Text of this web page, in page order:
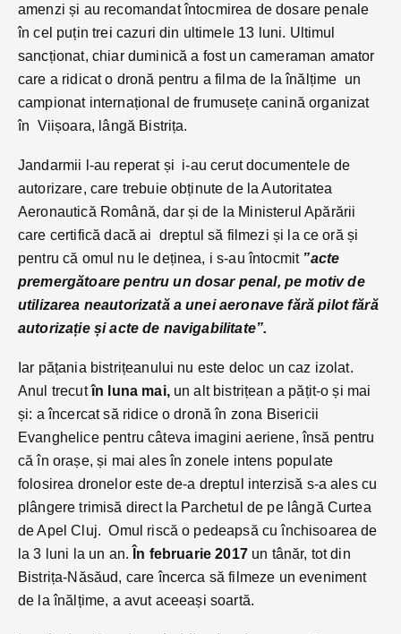
amenzi și au recomandat întocmirea de dosare penale
în cel puțin trei cazuri din ultimele 13 luni. Ultimul
sancționat, chiar duminică a fost un cameraman amator
care a ridicat o dronă pentru a filma de la înălțime un
campionat internațional de frumusețe canină organizat
în Viișoara, lângă Bistrița.
Jandarmii l-au reperat și i-au cerut documentele de
autorizare, care trebuie obținute de la Autoritatea
Aeronautică Română, dar și de la Ministerul Apărării
care certifică dacă ai dreptul să filmezi și la ce oră și
pentru că omul nu le deținea, i s-au întocmit ”acte
premergătoare pentru un dosar penal, pe motiv de
utilizarea neautorizată a unei aeronave fără pilot fără
autorizație și acte de navigabilitate”.
Iar pățania bistrițeanului nu este deloc un caz izolat.
Anul trecutîn luna mai,un alt bistrițean a pățit-o și mai
și: a încercat să ridice o dronă în zona Bisericii
Evanghelice pentru câteva imagini aeriene, însă pentru
că în orașe, și mai ales în zonele intens populate
folosirea dronelor este de-a dreptul interzisă s-a ales cu
plângere trimisă direct la Parchetul de pe lângă Curtea
de Apel Cluj. Omul riscă o pedeapsă cu închisoarea de
la 3 luni la un an. În februarie 2017un tânăr, tot din
Bistrița-Năsăud, care încerca să filmeze un eveniment
de la înălțime, a avut aceeași soartă.